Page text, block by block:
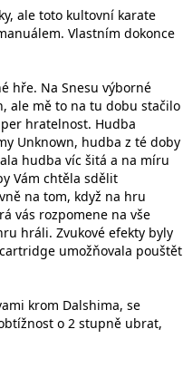
ale toto kultovní karate
Vlastním dokonce
hře. Na Snesu výborné
ale mě to na tu dobu stačilo
hratelnost. Hudba
Unknown, hudba z té doby
hudba víc šitá a na míru
Vám chtěla sdělit
na tom, když na hru
vás rozpomene na vše
hráli. Zvukové efekty byly
umožňovala pouštět
krom Dalshima, se
o 2 stupně ubrat,